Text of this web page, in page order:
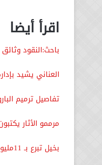
اقرأ أيضا
باحث:النقود
العناني يشيد
تفاصيل ترميم البارون في 3 سنوات وبدء
مرممو الأثار
بخيل تبرع بـ 11مليون دولار!! .. قصة عجيبة تعرف عليها .. فيديو